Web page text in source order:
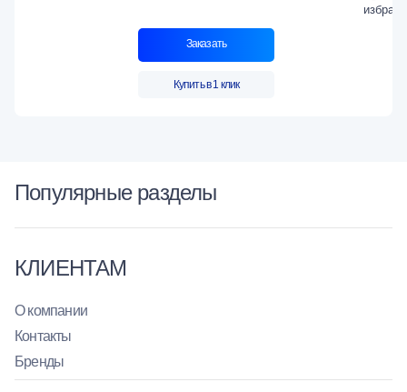
Заказать
Купить в 1 клик
Популярные разделы
КЛИЕНТАМ
О компании
Контакты
Бренды